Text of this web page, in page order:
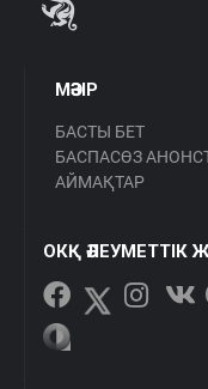
МӘЗІР
БАСТЫ БЕТ
БАСПАСӨЗ
АЙМАҚТАР
ОКҚ ӘЛЕУМЕТТІК